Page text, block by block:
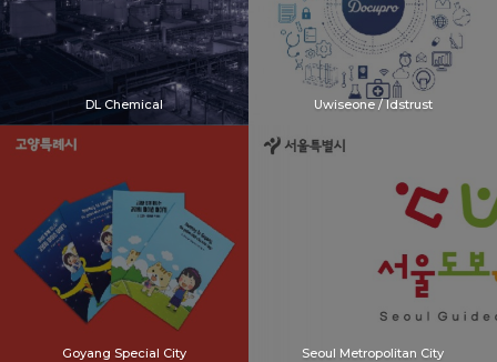
DL Chemical Uwiseone / Idstrust
Goyang Special City Seoul Metropolitan City